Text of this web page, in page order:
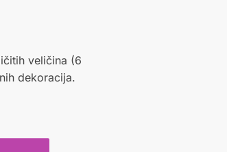
veličina (6
dekoracija.